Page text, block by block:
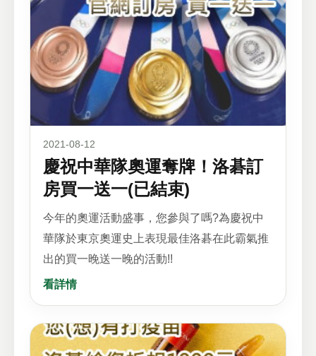
2021-08-12
慶祝中華隊奧運奪牌！洛碁訂
房買一送一(已結束)
今年的奧運活動盛事，您參與了嗎?為慶祝中
華隊於東京奧運史上表現最佳洛碁在此霸氣推
出的買一晚送一晚的活動!!
看詳情